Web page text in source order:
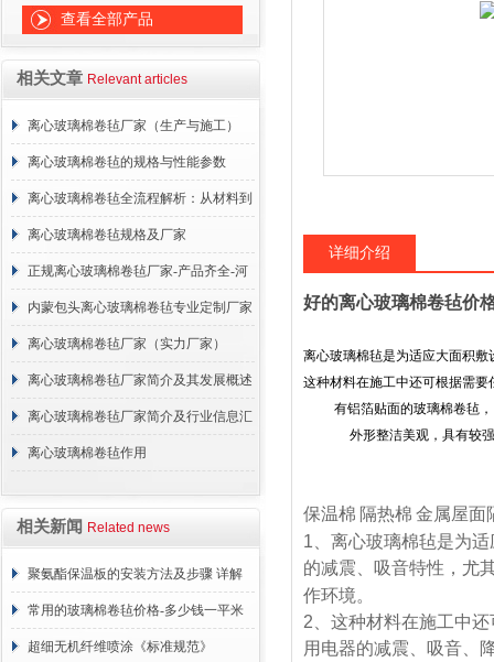
查看全部产品
相关文章 Relevant articles
离心玻璃棉卷毡厂家（生产与施工）
离心玻璃棉卷毡的规格与性能参数
离心玻璃棉卷毡全流程解析：从材料到
施工
离心玻璃棉卷毡规格及厂家
正规离心玻璃棉卷毡厂家-产品齐全-河
北建峰保温材料有限公司
内蒙包头离心玻璃棉卷毡专业定制厂家
离心玻璃棉卷毡厂家（实力厂家）
离心玻璃棉卷毡厂家简介及其发展概述
离心玻璃棉卷毡厂家简介及行业信息汇
总
离心玻璃棉卷毡作用
相关新闻 Related news
聚氨酯保温板的安装方法及步骤 详解
常用的玻璃棉卷毡价格-多少钱一平米
超细无机纤维喷涂《标准规范》
详细介绍
好的离心玻璃棉卷毡价
离心玻璃棉毡是为适应大面积
这种材料在施工中还可根据需
有铝箔贴面的玻璃棉卷毡，
外形整洁美观，具有较
保温棉 隔热棉 金属屋面
1 、离心玻璃棉毡是为
的减震、吸音特性，尤
作环境。
2 、这种材料在施工中
用电器的减震、吸音、